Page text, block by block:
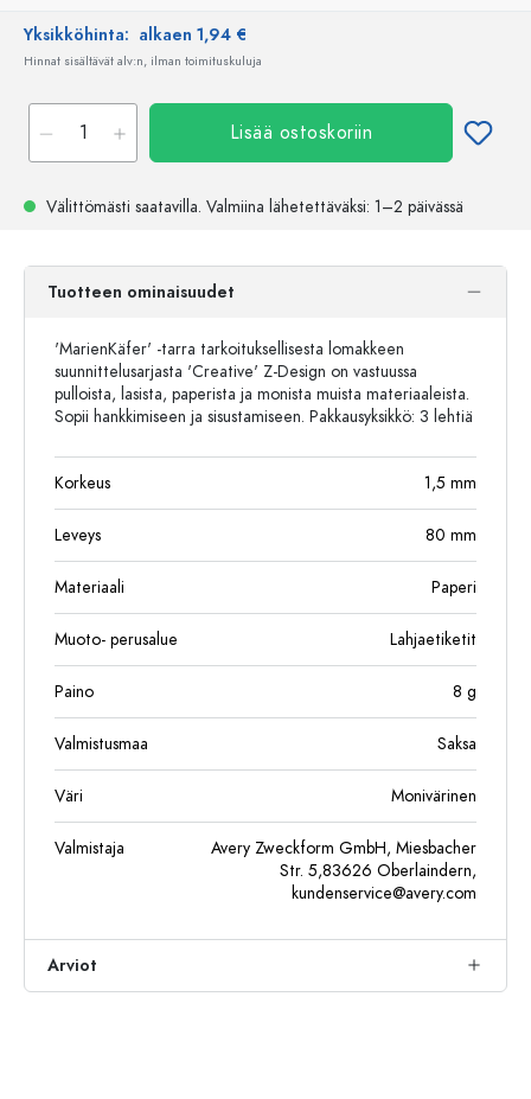
Yksikköhinta: alkaen 1,94 €
Hinnat sisältävät alv:n, ilman toimituskuluja
Lisää ostoskoriin
Välittömästi saatavilla. Valmiina lähetettäväksi: 1–2 päivässä
Tuotteen ominaisuudet
'MarienKäfer' -tarra tarkoituksellisesta lomakkeen
suunnittelusarjasta 'Creative' Z-Design on vastuussa
pulloista, lasista, paperista ja monista muista materiaaleista.
Sopii hankkimiseen ja sisustamiseen. Pakkausyksikkö: 3 lehtiä
Korkeus 1,5 mm
Leveys 80 mm
Materiaali Paperi
Muoto- perusalue Lahjaetiketit
Paino 8 g
Valmistusmaa Saksa
Väri Monivärinen
Valmistaja
Avery Zweckform GmbH, Miesbacher
Str. 5,83626 Oberlaindern,
kundenservice@avery.com
Arviot